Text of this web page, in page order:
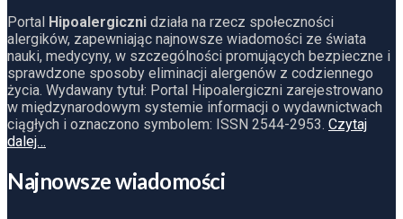
Portal Hipoalergiczni działa na rzecz społeczności
alergików, zapewniając najnowsze wiadomości ze świata
nauki, medycyny, w szczególności promujących bezpieczne i
sprawdzone sposoby eliminacji alergenów z codziennego
życia. Wydawany tytuł: Portal Hipoalergiczni zarejestrowano
w międzynarodowym systemie informacji o wydawnictwach
ciągłych i oznaczono symbolem: ISSN 2544-2953. Czytaj
dalej…
Najnowsze wiadomości